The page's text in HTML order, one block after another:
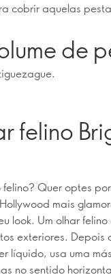
cobrir aquelas
de
felino
Quer optes
mais
look. Um olhar
exteriores. Depois
líquido, usa uma
no sentido